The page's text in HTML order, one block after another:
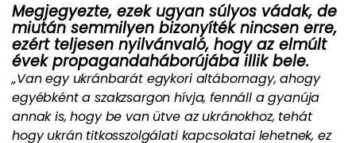
Megjegyezte, ezek ugyan súlyos vádak, de
miután semmilyen bizonyíték nincsen erre,
ezért teljesen nyilvánvaló, hogy az elmúlt
évek propagandaháborújába illik bele.
„Van egy ukránbarát egykori altábornagy, ahogy
egyébként a szakzsargon hívja, fennáll a gyanúja
annak is, hogy be van ütve az ukránokhoz, tehát
hogy ukrán titkosszolgálati kapcsolatai lehetnek, ez